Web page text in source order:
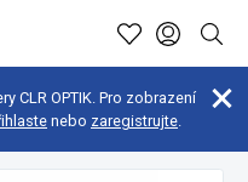
CLR OPTIK. Pro zobrazení
nebo zaregistrujte.